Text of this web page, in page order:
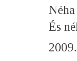
És